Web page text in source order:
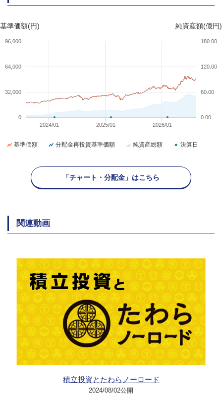
基準価額(円) 純資産額(億円)
2024/01 2025/01 2026/01
0
32,000
64,000
96,000
0.00
60.00
120.00
180.00
基準価額 分配金再投資基準価額 純資産総額 決算日
「チャート・分配金」はこちら
関連動画
積立投資とたわらノーロード
2024/08/02公開